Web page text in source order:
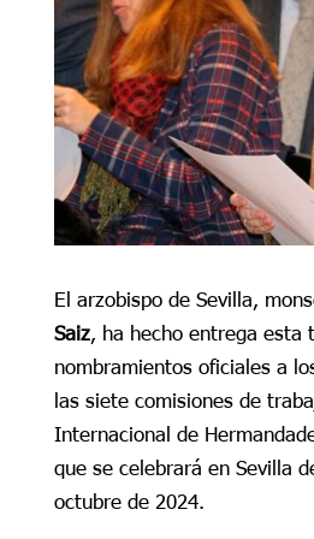
El arzobispo de Sevilla,
Saiz, ha hecho entrega esta
nombramientos oficiales a
las siete comisiones de
Internacional de
que se celebrará en Sevilla
octubre de 2024.